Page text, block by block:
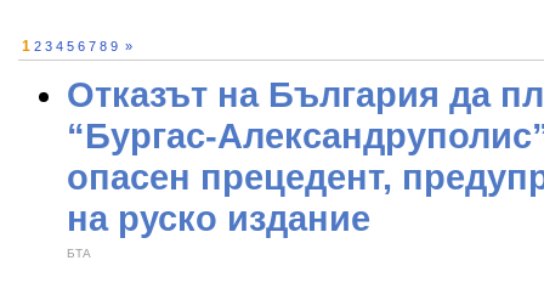
1 2 3 4 5 6 7 8 9 »
Отказът на България да
“Бургас-
опасен прецедент,
на руско издание
БТА